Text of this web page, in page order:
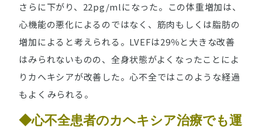
さらに下がり、22pg/mlになった。この体重増加は、
心機能の悪化によるのではなく、筋肉もしくは脂肪の
増加によると考えられる。LVEFは29％と大きな改善
はみられないものの、全身状態がよくなったことによ
りカヘキシアが改善した。心不全ではこのような経過
もよくみられる。
◆心不全患者のカヘキシア治療でも運